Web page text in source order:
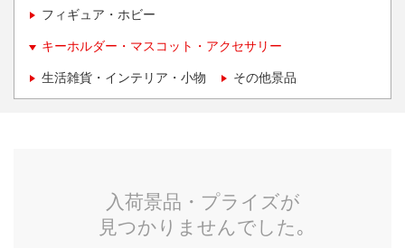
フィギュア・ホビー
キーホルダー・マスコット・アクセサリー
生活雑貨・インテリア・小物 その他景品